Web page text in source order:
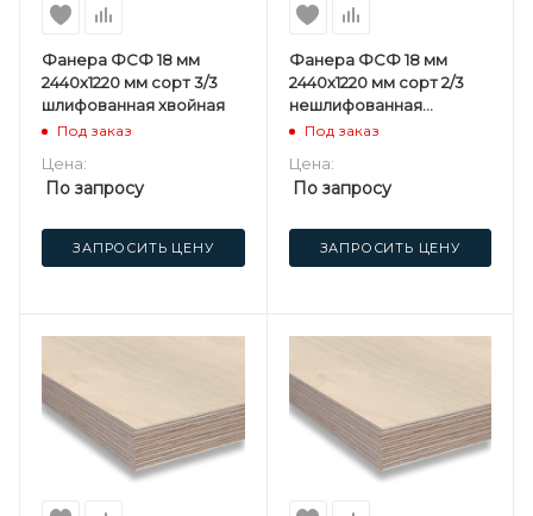
Фанера ФСФ 18 мм
2440х1220 мм сорт 3/3
шлифованная хвойная
Под заказ
Цена:
По запросу
ЗАПРОСИТЬ ЦЕНУ
Фанера ФСФ 18 мм
2440х1220 мм сорт 2/3
нешлифованная
хвойная
Под заказ
Цена:
По запросу
ЗАПРОСИТЬ ЦЕНУ